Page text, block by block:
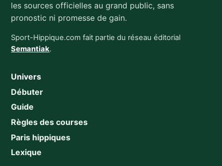
les sources officielles au grand public, sans
pronostic ni promesse de gain.
Sport-Hippique.com fait partie du réseau éditorial
Semantiak.
Univers
Débuter
Guide
Règles des courses
Paris hippiques
Lexique